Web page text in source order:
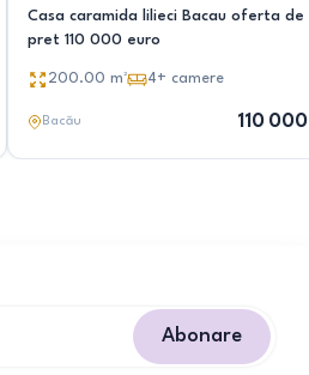
Casa caramida lilieci Bacau oferta de
pret 110 000 euro
200.00 m² 4+ camere
Bacău 110 000
Abonare